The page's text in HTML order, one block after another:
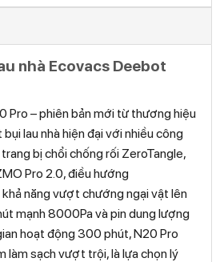
nhà Ecovacs Deebot
Pro – phiên bản mới từ thương hiệu
lau nhà hiện đại với nhiều công
bị chổi chống rối ZeroTangle,
Pro 2.0, điều hướng
năng vượt chướng ngại vật lên
mạnh 8000Pa và pin dung lượng
hoạt động 300 phút, N20 Pro
làm sạch vượt trội, là lựa chọn lý